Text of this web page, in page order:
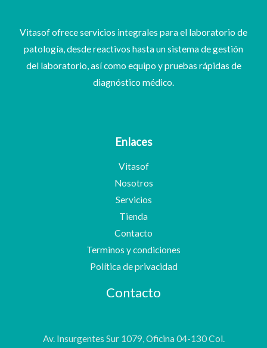
Vitasof ofrece servicios integrales para el laboratorio de
patología, desde reactivos hasta un sistema de gestión
del laboratorio, así como equipo y pruebas rápidas de
diagnóstico médico.
Enlaces
Vitasof
Nosotros
Servicios
Tienda
Contacto
Terminos y condiciones
Política de privacidad
Contacto
Av. Insurgentes Sur 1079, Oficina 04-130 Col.